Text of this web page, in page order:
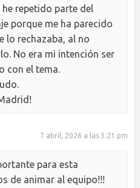
he repetido parte del
porque me ha parecido
lo rechazaba, al no
No era mi intención ser
con el tema.
7 abril, 2026 a las 3:21 pm
para esta
de animar al equipo!!!